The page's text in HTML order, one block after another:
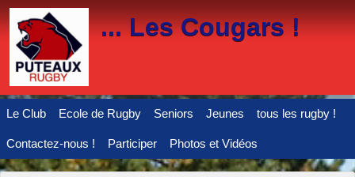
... Les Cougars !
Le Club Ecole de Rugby Seniors Jeunes tous les rugby !
Contactez-nous ! Participer Photos et Vidéos
Panneau de gestion des cookies